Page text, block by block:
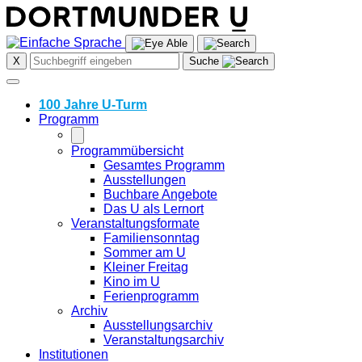
Skip
to
content
X Suche
100 Jahre U-Turm
Programm
Programmübersicht
Gesamtes Programm
Ausstellungen
Buchbare Angebote
Das U als Lernort
Veranstaltungsformate
Familiensonntag
Sommer am U
Kleiner Freitag
Kino im U
Ferienprogramm
Archiv
Ausstellungsarchiv
Veranstaltungsarchiv
Institutionen